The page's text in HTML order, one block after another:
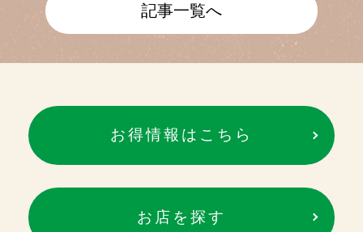
記事一覧へ
お得情報はこちら
お店を探す